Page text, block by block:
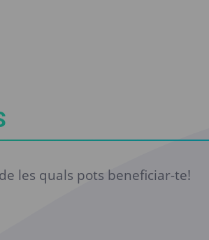
les quals pots beneficiar-te!